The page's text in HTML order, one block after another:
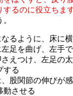
るのに役立ちます
るように、床に
足を曲げ、左手
えつけ、左足の
する
股関節の伸びが
動させる